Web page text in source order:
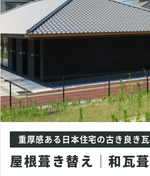
重厚感ある日本住宅の古き良き瓦